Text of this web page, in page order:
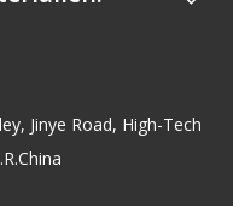
Jinye Road, High-Tech